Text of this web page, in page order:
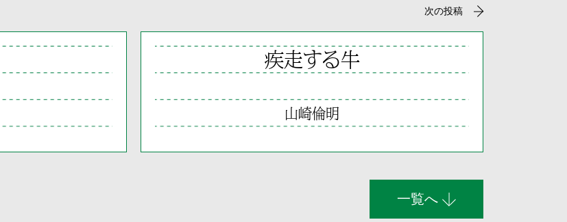
次の投稿
疾走する牛
山崎倫明
一覧へ